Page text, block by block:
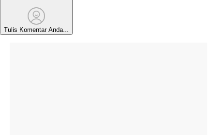
Tulis Komentar Anda...